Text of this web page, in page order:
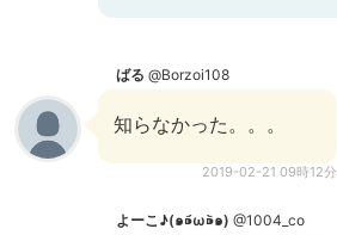
ばる @Borzoi108
知らなかった。。。
2019-02-21 09時12分
よーこ♪(๑⁍᷄ω⁍᷅๑) @1004_co